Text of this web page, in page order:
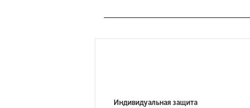
Индивидуальная защита